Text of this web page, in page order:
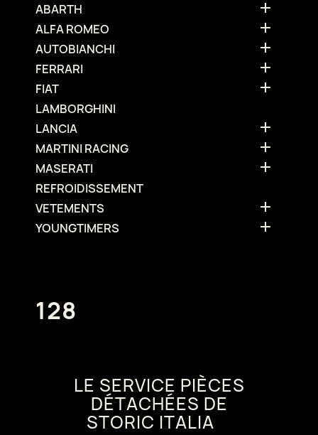
ABARTH 
ALFA ROMEO 
AUTOBIANCHI 
FERRARI 
FIAT 
LAMBORGHINI
LANCIA

MARTINI RACING 
MASERATI 
REFROIDISSEMENT
VETEMENTS

YOUNGTIMERS 
128
LE SERVICE PIÈCES
DÉTACHÉES DE
STORIC ITALIA